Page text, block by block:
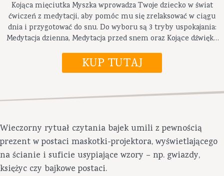
Kojąca mięciutka Myszka wprowadza Twoje dziecko w świat
ćwiczeń z medytacji, aby pomóc mu się zrelaksować w ciągu
dnia i przygotować do snu. Do wyboru są 3 tryby uspokajania:
Medytacja dzienna, Medytacja przed snem oraz Kojące dźwięki.
Wieczorny rytuał czytania bajek umili z pewnością
prezent w postaci maskotki-projektora, wyświetlającego
na ścianie i suficie usypiające wzory – np. gwiazdy,
księżyc czy bajkowe postaci.